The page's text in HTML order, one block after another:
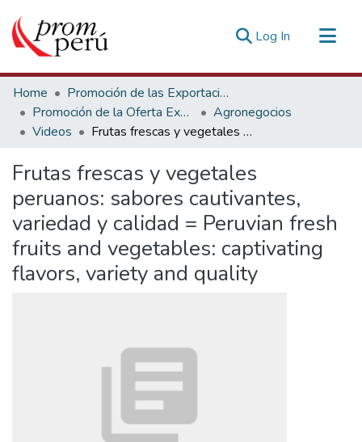
Log In (current)
Communities & Collections
All of DSpace
Statistics
Home
Promoción de las Exportaciones
Promoción de la Oferta Exportable
Agronegocios
Videos
Frutas frescas y vegetales peruanos: sabores cautivantes, variedad y calidad = Peruvian fresh fruits and vegetables: captivating flavors, variety and quality
Frutas frescas y vegetales
peruanos: sabores cautivantes,
variedad y calidad = Peruvian fresh
fruits and vegetables: captivating
flavors, variety and quality